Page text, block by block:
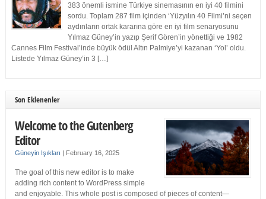
383 önemli ismine Türkiye sinemasının en iyi 40 filmini
sordu. Toplam 287 film içinden ‘Yüzyılın 40 Filmi’ni seçen
aydınların ortak kararına göre en iyi film senaryosunu
Yılmaz Güney’in yazıp Şerif Gören’in yönettiği ve 1982
Cannes Film Festival’inde büyük ödül Altın Palmiye’yi kazanan ‘Yol’ oldu.
Listede Yılmaz Güney’in 3 […]
Son Eklenenler
Welcome to the Gutenberg
Editor
Güneyin Işıkları | February 16, 2025
The goal of this new editor is to make
adding rich content to WordPress simple
and enjoyable. This whole post is composed of pieces of content—